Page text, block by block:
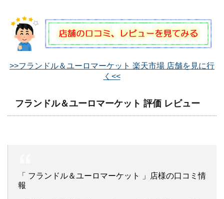
>>フランドル＆ユーロマーケット 楽天市場 店舗を見に行
く<<
フランドル＆ユーロマーケット 評価 レビュー
「 フランドル＆ユーロマーケット 」店様の口コミ情
報